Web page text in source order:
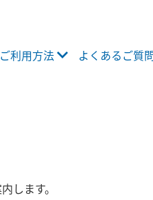
ご利用方法 よくあるご質
します。